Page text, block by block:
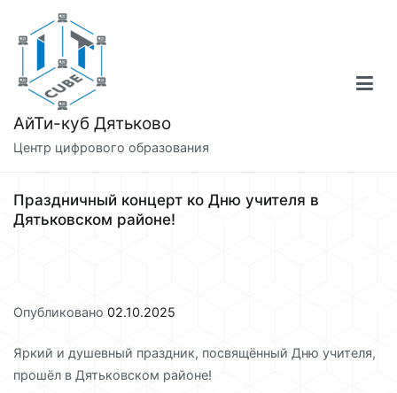
содержимому
АйТи-куб Дятьково
Центр цифрового образования
Праздничный концерт ко Дню учителя в
Дятьковском районе!
Опубликовано 02.10.2025
Яркий и душевный праздник, посвящённый Дню учителя,
прошёл в Дятьковском районе!